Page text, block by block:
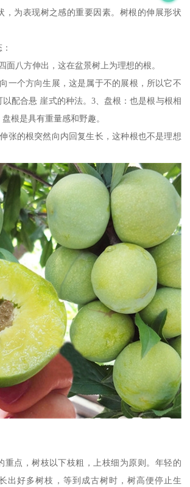
，为表现树之感的重要因素。树根的伸展形状
面八方伸出，这在盆景树上为理想的根。
一个方向生展，这是属于不的展根，所以它不
配合悬 崖式的种法。3、盘根：也是根与根相
根是具有重量感和野趣。
张的根突然向内回复生长，这种根也不是理想
重点，树枝以下枝粗，上枝细为原则。年轻的
出好多树枝，等到成古树时，树高便停止生